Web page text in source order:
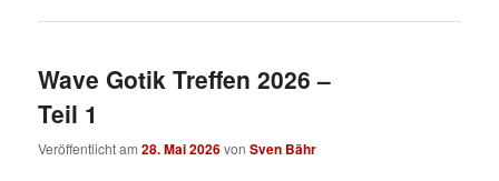
Wave Gotik Treffen 2026 –
Teil 1
Veröffentlicht am28. Mai 2026vonSven Bähr